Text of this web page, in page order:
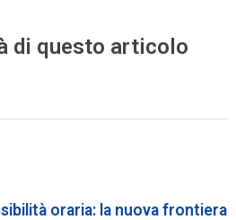
di questo articolo
oraria: la nuova frontiera